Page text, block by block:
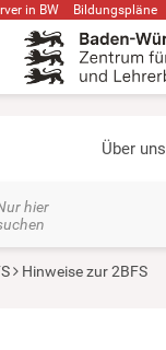
in BW Bildungspläne
Über uns
hier
Hinweise zur 2BFS